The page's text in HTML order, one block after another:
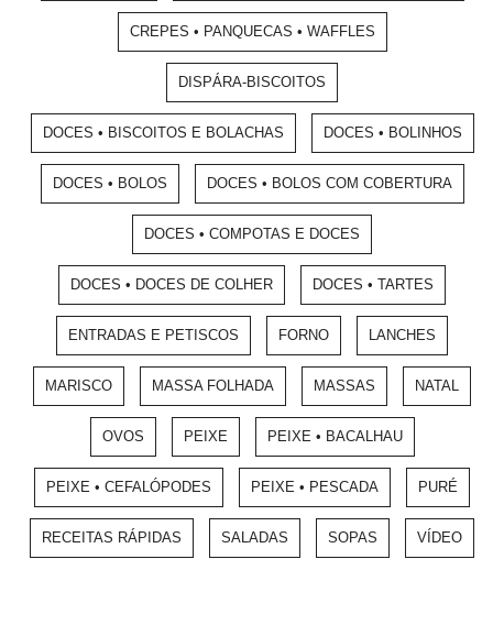
CREPES • PANQUECAS • WAFFLES
DISPÁRA-BISCOITOS
DOCES • BISCOITOS E BOLACHAS DOCES • BOLINHOS
DOCES • BOLOS DOCES • BOLOS COM COBERTURA
DOCES • COMPOTAS E DOCES
DOCES • DOCES DE COLHER DOCES • TARTES
ENTRADAS E PETISCOS FORNO LANCHES
MARISCO MASSA FOLHADA MASSAS NATAL
OVOS PEIXE PEIXE • BACALHAU
PEIXE • CEFALÓPODES PEIXE • PESCADA PURÉ
RECEITAS RÁPIDAS SALADAS SOPAS VÍDEO